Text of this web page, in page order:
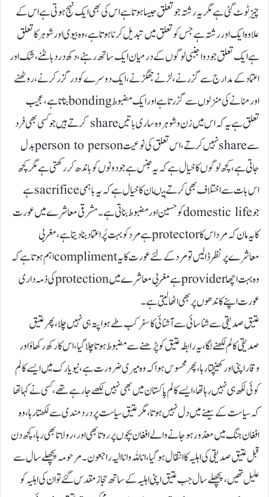
چیز ٹوٹ گئی ہےمگر یہ رشتہ جو تعلق جیسا ہوتا ہے اس کی بھی ایک نہج ہوتی ہے اس کے
علاوہ ایک اور رشتہ ہے جس کو تعلق میں تبدیل کرنا ہوتا ہے،وہ بیوی اور شوہرکا تعلق
ہے ایک تعلق جو دو اجنبی لوگوں کے درمیان ایک ساتھ رہنے،دکھ درد بانٹنے، شک اور
اعتماد کے مدارج سے گزرنے،لڑنے جھگڑنے، ایک دوسرے کو درگزر کرنے،روٹھنے
اور منانے کی منزلوں سے گزرتا ہے اور ایک مضبوط bondingبناتا ہے،عجیب
تعلق ہے یہ کہ اس میں زن و شوہر وہ ساری باتیںshare کرتے ہیں جو کسی بھی فرد
سے shareنہیں کرتے،اس تعلق کی نوعیت person to personبدل
جاتی ہے، کچھ لوگوں کا خیال ہے کہ یہ جنس ہے جو دونوں کو باندھ کر رکھتی ہے مگر کچھ
اس بات سے اختلاف بھی کرتے ہیںان کا خیال ہے کہ یہ باہمی sacrificeہے
جو domestic lifeکو حسین اور مضبوط بناتی ہے۔مشرقی معاشرے میں عورت
کا یہ مان کہ مرد اس کا protectorہے مرد کو بہت پُر اعتماد بنا دیتا ہے،مغربی
معاشرے پر نظر ڈالیں تو مرد کے لئے عورت کا یہ complimentاہم ہوتا ہے کہ
وہ بہت اچھا providerہے مغربی معاشرے میں protectionکی ذمہ داری
عورت اپنے کاندھوں پر بھی اٹھا لیتی ہے۔
عتیق صدیقی سے شناسائی سے آشنائی کا سفر کب طے ہوا پتہ ہی نہیں چلا،پھر عتیق
صدیقی کالم لکھنے لگا،یہ رابطہ عتیق کو پڑھنے سے مضبوط ہوتا چلا گیا،اس کا رکھ رکھاؤ اور
وقار اپنی اورکھینچتا رہا، پھر محسوس ہوا کہ وہ میری ضرورت ہے،نیویارک میں ایسے کالم
کوئی لکھ ہی نہیں رہا تھا،ایسے کالم پاکستان میں بھی نہیں لکھے جا رہے تھے،کسی نے کہا تھا
کہ سیاست کے سینے میں دل نہیں ہوتا ،مگر عتیق سیاست پر درد مندی سے لکھتا رہا،وہ
افغان جنگ میں معذور ہو جانےوالے افغان بچوں پر روتا بھی اور، رولاتا بھی رہا،کچھ دن
قبل عتیق صدیقی کی اہلیہ کا انتقال ہو گیا، انا للہ وانا الیہ راجعون۔مرحومہ پچھلے سال سے
علیل تھیں،پچھلے سال جب عتیق اپنی اہلیہ کے ساتھ حجاز مقدس گئے تو ان کی اہلیہ کو